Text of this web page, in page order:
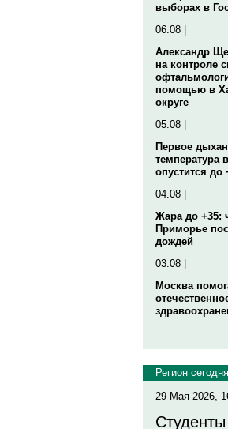
выборах в
06.08 |
Александр
на контроле
помощью в
округе
05.08 |
Первое
температура
опустится до
04.08 |
Жара до +35:
Приморье
дождей
03.08 |
Москва
Регион сегодня
29 Мая 2026,